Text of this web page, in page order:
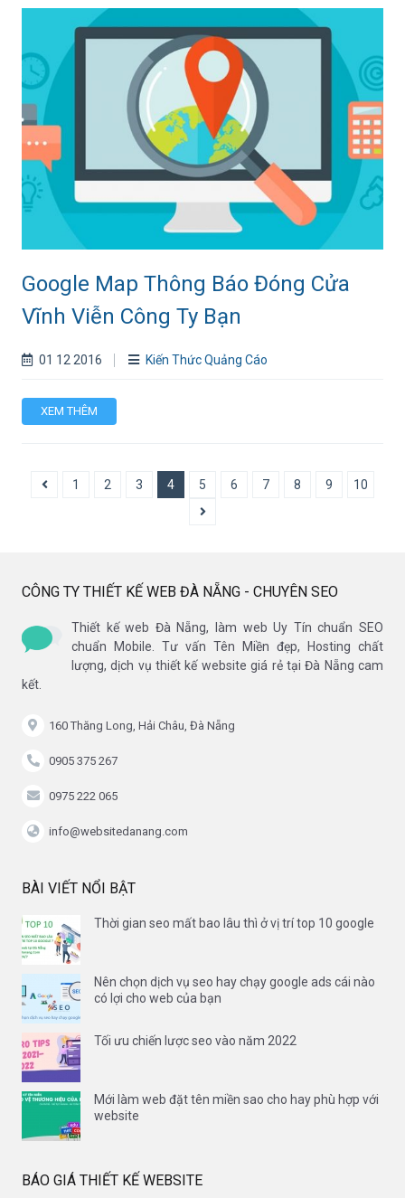
Google Map Thông Báo Đóng Cửa
Vĩnh Viễn Công Ty Bạn
01 12 2016 Kiến Thức Quảng Cáo
XEM THÊM
1 2 3 4 5 6 7 8 9 10
CÔNG TY THIẾT KẾ WEB ĐÀ NẴNG - CHUYÊN SEO
Thiết kế web Đà Nẵng, làm web Uy Tín chuẩn SEO
chuẩn Mobile. Tư vấn Tên Miền đẹp, Hosting chất
lượng, dịch vụ thiết kế website giá rẻ tại Đà Nẵng cam
kết.
160 Thăng Long, Hải Châu, Đà Nẵng
0905 375 267
0975 222 065
info@websitedanang.com
BÀI VIẾT NỔI BẬT
Thời gian seo mất bao lâu thì ở vị trí top 10 google
Nên chọn dịch vụ seo hay chạy google ads cái nào
có lợi cho web của bạn
Tối ưu chiến lược seo vào năm 2022
Mới làm web đặt tên miền sao cho hay phù hợp với
website
BÁO GIÁ THIẾT KẾ WEBSITE